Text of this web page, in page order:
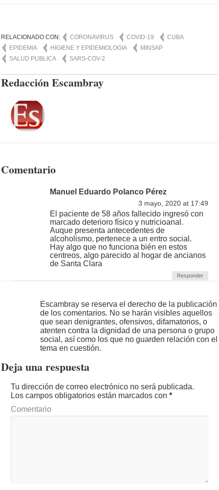
RELACIONADO CON: CORONAVIRUS COVID-19
CUBA
EPIDEMIA
HIGIENE Y EPIDEMIOLOGIA
MINSAP
SALUD PUBLICA
SARS-COV-2
Redacción Escambray
Comentario
Manuel Eduardo Polanco Pérez
3 mayo, 2020 at 17:49
El paciente de 58 años fallecido ingresó con
marcado deterioro físico y nutricioanal.
Auque presenta antecedentes de
alcoholismo, pertenece a un entro social.
Hay algo que no funciona bién en estos
centreos, algo parecido al hogar de ancianos
de Santa Clara
Responder
Escambray se reserva el derecho de la publicación
de los comentarios. No se harán visibles aquellos
que sean denigrantes, ofensivos, difamatorios, o
atenten contra la dignidad de una persona o grupo
social, así como los que no guarden relación con el
tema en cuestión.
Deja una respuesta
Tu dirección de correo electrónico no será publicada.
Los campos obligatorios están marcados con*
Comentario